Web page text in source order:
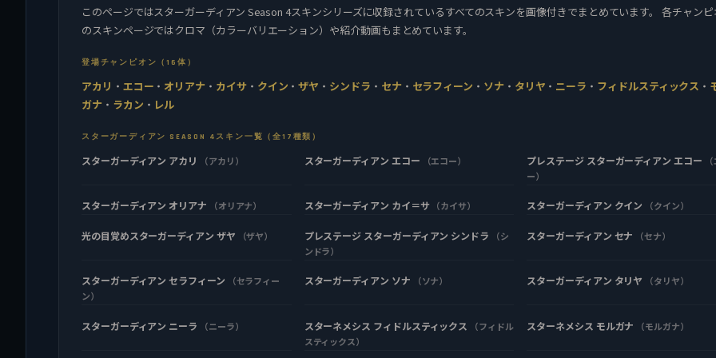
このページではスターガーディアン Season 4スキンシリーズに収録されているすべてのスキンを画像付きでまとめています。 各チャンピ
のスキンページではクロマ（カラーバリエーション）や紹介動画もまとめています。
登場チャンピオン（16体）
アカリ ・ エコー ・ オリアナ ・ カイサ・ クイン ・ザヤ ・ シンドラ ・ セナ・ セラフィーン ・ ソナ・ タリヤ ・ ニーラ ・ フィドルスティックス ・
ガナ・ ラカン ・ レル
スターガーディアン SEASON 4スキン一覧（全17種類）
スターガーディアン アカリ （アカリ） スターガーディアン エコー （エコー） プレステージ スターガーディアン エコー
ー）
スターガーディアン オリアナ （オリアナ） スターガーディアン カイ＝サ （カイサ） スターガーディアン クイン （クイン）
光の目覚めスターガーディアン ザヤ （ザヤ） プレステージ スターガーディアン シンドラ
（シ
ンドラ）
スターガーディアン セナ （セナ）
スターガーディアン セラフィーン
（セラフィー
ン）
スターガーディアン ソナ （ソナ） スターガーディアン タリヤ （タリヤ）
スターガーディアン ニーラ （ニーラ） スターネメシス フィドルスティックス
（フィドル
スティックス）
スターネメシス モルガナ （モルガナ）